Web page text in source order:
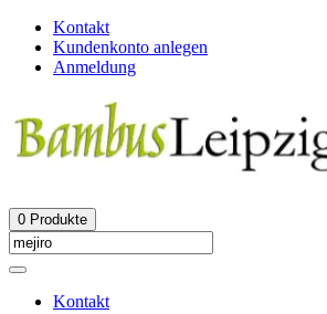
Kontakt
Kundenkonto anlegen
Anmeldung
0 Produkte
Kontakt